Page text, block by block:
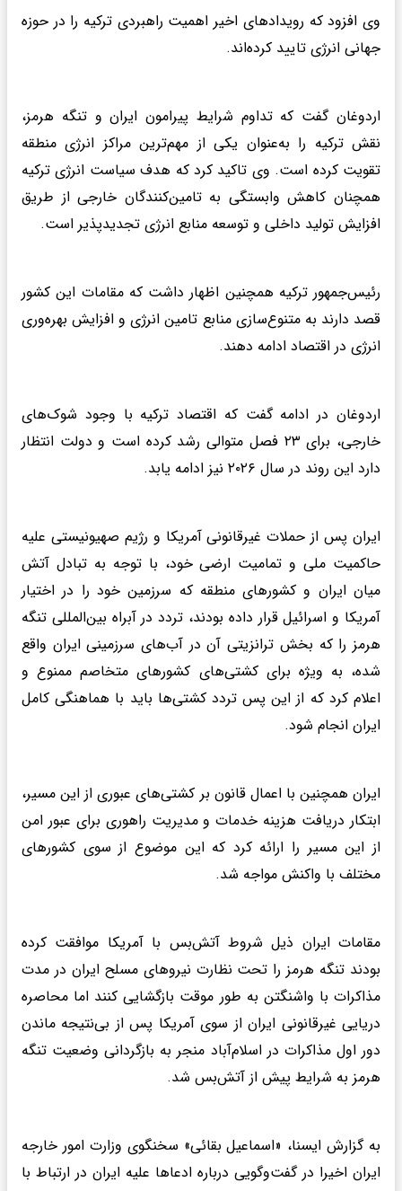
وی افزود که رویدادهای اخیر اهمیت راهبردی ترکیه را در حوزه
جهانی انرژی تایید کرده‌اند.
اردوغان گفت که تداوم شرایط پیرامون ایران و تنگه هرمز،
نقش ترکیه را به‌عنوان یکی از مهم‌ترین مراکز انرژی منطقه
تقویت کرده است. وی تاکید کرد که هدف سیاست انرژی ترکیه
همچنان کاهش وابستگی به تامین‌کنندگان خارجی از طریق
افزایش تولید داخلی و توسعه منابع انرژی تجدیدپذیر است.
رئیس‌جمهور ترکیه همچنین اظهار داشت که مقامات این کشور
قصد دارند به متنوع‌سازی منابع تامین انرژی و افزایش بهره‌وری
انرژی در اقتصاد ادامه دهند.
اردوغان در ادامه گفت که اقتصاد ترکیه با وجود شوک‌های
خارجی، برای ۲۳ فصل متوالی رشد کرده است و دولت انتظار
دارد این روند در سال ۲۰۲۶ نیز ادامه یابد.
ایران پس از حملات غیرقانونی آمریکا و رژیم صهیونیستی علیه
حاکمیت ملی و تمامیت ارضی خود، با توجه به تبادل آتش
میان ایران و کشورهای منطقه که سرزمین خود را در اختیار
آمریکا و اسرائیل قرار داده بودند، تردد در آبراه بین‌المللی تنگه
هرمز را که بخش ترانزیتی آن در آب‌های سرزمینی ایران واقع
شده، به ویژه برای کشتی‌های کشورهای متخاصم ممنوع و
اعلام کرد که از این پس تردد کشتی‌ها باید با هماهنگی کامل
ایران انجام شود.
ایران همچنین با اعمال قانون بر کشتی‌های عبوری از این مسیر،
ابتکار دریافت هزینه خدمات و مدیریت راهوری برای عبور امن
از این مسیر را ارائه کرد که این موضوع از سوی کشورهای
مختلف با واکنش مواجه شد.
مقامات ایران ذیل شروط آتش‌بس با آمریکا موافقت کرده
بودند تنگه هرمز را تحت نظارت نیروهای مسلح ایران در مدت
مذاکرات با واشنگتن به طور موقت بازگشایی کنند اما محاصره
دریایی غیرقانونی ایران از سوی آمریکا پس از بی‌نتیجه ماندن
دور اول مذاکرات در اسلام‌آباد منجر به بازگردانی وضعیت تنگه
هرمز به شرایط پیش از آتش‌بس شد.
به گزارش ایسنا، «اسماعیل بقائی» سخنگوی وزارت امور خارجه
ایران اخیرا در گفت‌وگویی درباره ادعاها علیه ایران در ارتباط با